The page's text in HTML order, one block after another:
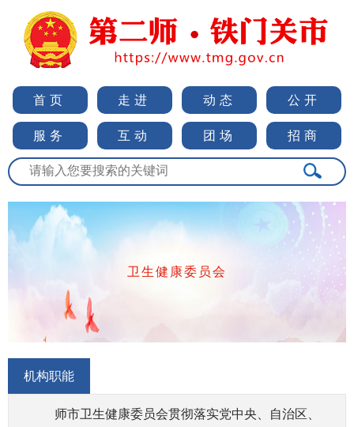
首页 走进 动态 公开
服务 互动 团场 招商
卫生健康委员会
机构职能
师市卫生健康委员会贯彻落实党中央、自治区、